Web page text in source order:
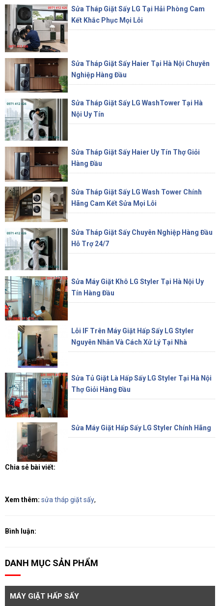
Sửa Tháp Giặt Sấy LG Tại Hải Phòng Cam
Kết Khắc Phục Mọi Lỗi
Sửa Tháp Giặt Sấy Haier Tại Hà Nội Chuyên
Nghiệp Hàng Đầu
Sửa Tháp Giặt Sấy LG WashTower Tại Hà
Nội Uy Tín
Sửa Tháp Giặt Sấy Haier Uy Tín Thợ Giỏi
Hàng Đầu
Sửa Tháp Giặt Sấy LG Wash Tower Chính
Hãng Cam Kết Sửa Mọi Lỗi
Sửa Tháp Giặt Sấy Chuyên Nghiệp Hàng Đầu
Hỗ Trợ 24/7
Sửa Máy Giặt Khô LG Styler Tại Hà Nội Uy
Tín Hàng Đầu
Lỗi IF Trên Máy Giặt Hấp Sấy LG Styler
Nguyên Nhân Và Cách Xử Lý Tại Nhà
Sửa Tủ Giặt Là Hấp Sấy LG Styler Tại Hà Nội
Thợ Giỏi Hàng Đầu
Sửa Máy Giặt Hấp Sấy LG Styler Chính Hãng
Chia sẻ bài viết:
Xem thêm: sửa tháp giặt sấy,
Bình luận:
DANH MỤC SẢN PHẨM
MÁY GIẶT HẤP SẤY